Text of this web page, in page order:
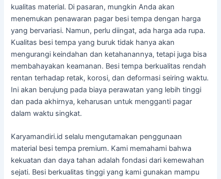
kualitas material. Di pasaran, mungkin Anda akan
menemukan penawaran pagar besi tempa dengan harga
yang bervariasi. Namun, perlu diingat, ada harga ada rupa.
Kualitas besi tempa yang buruk tidak hanya akan
mengurangi keindahan dan ketahanannya, tetapi juga bisa
membahayakan keamanan. Besi tempa berkualitas rendah
rentan terhadap retak, korosi, dan deformasi seiring waktu.
Ini akan berujung pada biaya perawatan yang lebih tinggi
dan pada akhirnya, keharusan untuk mengganti pagar
dalam waktu singkat.
Karyamandiri.id selalu mengutamakan penggunaan
material besi tempa premium. Kami memahami bahwa
kekuatan dan daya tahan adalah fondasi dari kemewahan
sejati. Besi berkualitas tinggi yang kami gunakan mampu